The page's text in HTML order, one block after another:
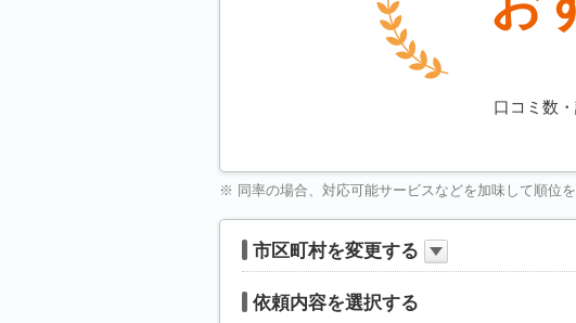
口コミ数
※ 同率の場合、対応可能サービスなどを加味して順位
市区町村を変更する
依頼内容を選択する